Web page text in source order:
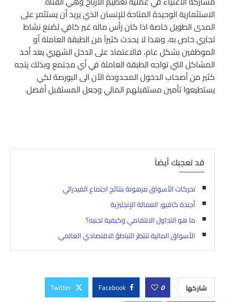
الاستثمارية الوحيدة المتاحة للإنسان الذي يريد أن يستثمر على
المدى الطويل خاصة اذا كان رأس ماله غير كافي لصُنع نشاط
تجاري خاص به، وهذا لا يحدث كثيراً من الطبقة العاملة أو
الموظفين بشكل عام، فالاعتماد على الدخل الشهري يعد أحد
المشاكل التي تواجه الطبقة العاملة في أي مجتمع وبذلك يتجه
كثير من أصحاب الدخول المحدودة الأن الى البورصة لكي
يستطيعوا تأمين مستقبلهم المالي وجعل المستقبل أفضل.
قد تعجبك أيضاً
تحركات الأسواق مرهونة بنتائج اجتماع الفيدرالي
أجندة كافيو: العمالة الإنجليزية
ما هو التداول الانتقامي وكيفية تجنبه؟
الأسواق المالية تنتظر التباطؤ الاقتصادي العالمي
شاركها 0
Facebook
Twitter